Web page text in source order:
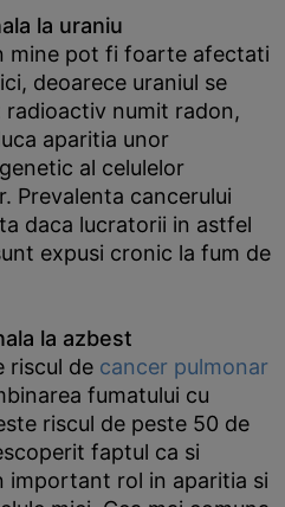
la uraniu
mine pot fi foarte afectati
deoarece uraniul se
numit radon,
aparitia unor
al celulelor
Prevalenta cancerului
daca lucratorii in astfel
expusi cronic la fum de
la azbest
riscul de cancer pulmonar
fumatului cu
riscul de peste 50 de
faptul ca si
important rol in aparitia si